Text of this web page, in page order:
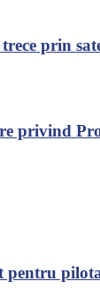
prin
privind